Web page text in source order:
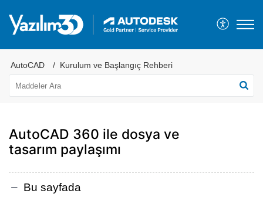
AutoCAD Kurulum ve Başlangıç Rehberi
AutoCAD 360 ile dosya ve
tasarım paylaşımı
Bu sayfada